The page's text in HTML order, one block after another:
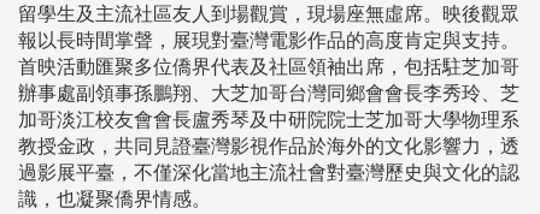
留學生及主流社區友人到場觀賞，現場座無虛席。映後觀眾
報以長時間掌聲，展現對臺灣電影作品的高度肯定與支持。
首映活動匯聚多位僑界代表及社區領袖出席，包括駐芝加哥
辦事處副領事孫鵬翔、大芝加哥台灣同鄉會會長李秀玲、芝
加哥淡江校友會會長盧秀琴及中研院院士芝加哥大學物理系
教授金政，共同見證臺灣影視作品於海外的文化影響力，透
過影展平臺，不僅深化當地主流社會對臺灣歷史與文化的認
識，也凝聚僑界情感。